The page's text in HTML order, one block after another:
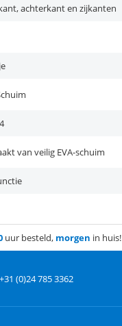
achterkant en zijkanten
van veilig EVA-schuim
uur besteld, morgen in huis!
+31 (0)24 785 3362